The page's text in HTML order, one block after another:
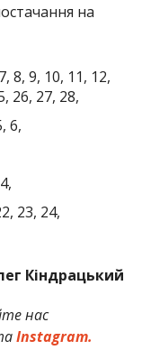
на
8, 9, 10, 11, 12,
26, 27, 28,
6,
23, 24,
Кіндрацький
нас
Instagram.